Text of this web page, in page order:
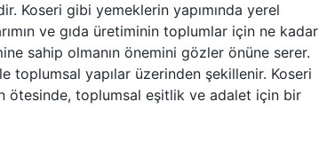
Koseri gibi yemeklerin yapımında yerel
ve gıda üretiminin toplumlar için ne kadar
sahip olmanın önemini gözler önüne serer.
toplumsal yapılar üzerinden şekillenir. Koseri
ötesinde, toplumsal eşitlik ve adalet için bir